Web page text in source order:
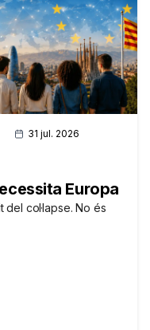
31 jul. 2026
Europa
del col·lapse. No és